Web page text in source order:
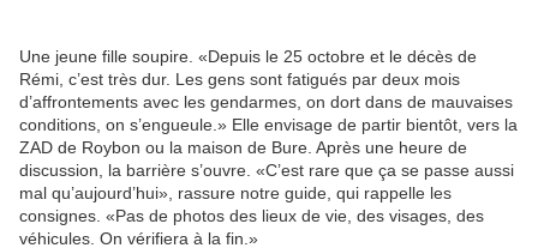
Une jeune fille soupire. «Depuis le 25 octobre et le décès de
Rémi, c’est très dur. Les gens sont fatigués par deux mois
d’affrontements avec les gendarmes, on dort dans de mauvaises
conditions, on s’engueule.» Elle envisage de partir bientôt, vers la
ZAD de Roybon ou la maison de Bure. Après une heure de
discussion, la barrière s’ouvre. «C’est rare que ça se passe aussi
mal qu’aujourd’hui», rassure notre guide, qui rappelle les
consignes. «Pas de photos des lieux de vie, des visages, des
véhicules. On vérifiera à la fin.»